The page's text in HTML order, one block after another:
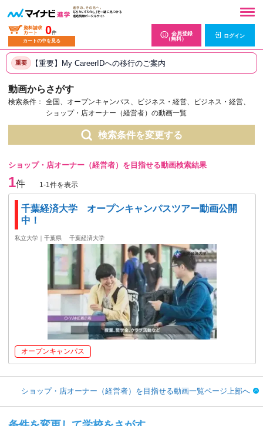
資料請求
カート
0件
カートの中を見る
会員登録
（無料）
ログイン
重要 【重要】My CareerIDへの移行のご案内
動画からさがす
検索条件：
全国、オープンキャンパス、ビジネス・経営、ビジネス・経営、
ショップ・店オーナー（経営者）の動画一覧
検索条件を変更する
ショップ・店オーナー（経営者）を目指せる動画検索結果
1件 1-1件を表示
千葉経済大学 オープンキャンパスツアー動画公開
中！
私立大学｜千葉県 千葉経済大学
オープンキャンパス
ショップ・店オーナー（経営者）を目指せる動画一覧ページ上部へ